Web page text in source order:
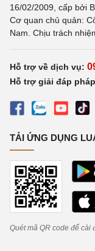
16/02/2009, cấp bởi
Cơ quan chủ quản:
Nam. Chịu trách
Hỗ trợ về dịch vụ:
Hỗ trợ giải đáp
TẢI ỨNG DỤNG
Quét mã QR code để cài